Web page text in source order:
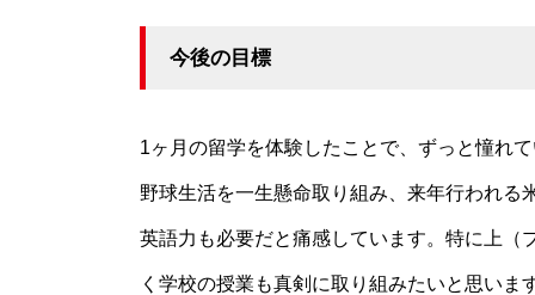
今後の目標
1ヶ月の留学を体験したことで、ずっと憧れ
野球生活を一生懸命取り組み、来年行われ
英語力も必要だと痛感しています。特に上（
く学校の授業も真剣に取り組みたいと思いま